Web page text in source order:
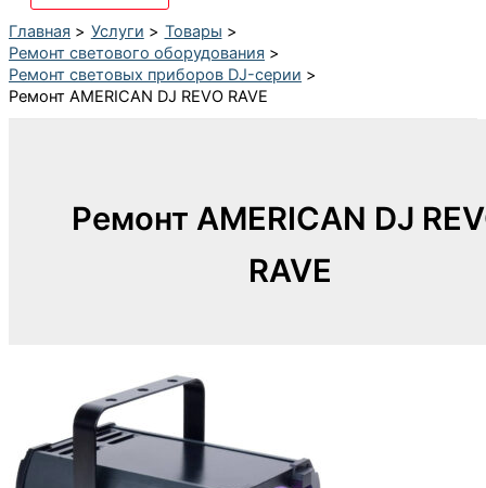
Главная Услуги
Товары
Ремонт светового оборудования
Ремонт световых приборов DJ-серии
Ремонт AMERICAN DJ REVO RAVE
Ремонт AMERICAN DJ
RAVE